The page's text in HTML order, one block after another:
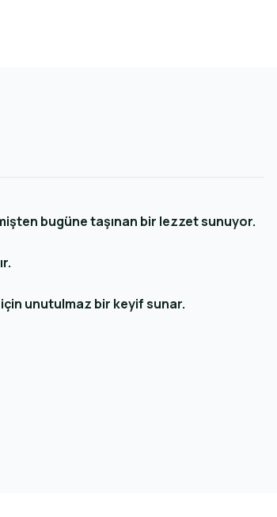
bugüne taşınan bir lezzet sunuyor.
unutulmaz bir keyif sunar.